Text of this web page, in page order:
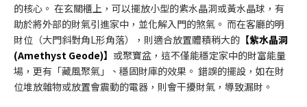
的核心。 在玄關櫃上，可以擺放小型的紫水晶洞或黃水晶球，有
助於將外部的財氣引進家中，並化解入門的煞氣。 而在客廳的明
財位（大門斜對角L形角落），則適合放置體積稍大的 【紫水晶洞
(Amethyst Geode)】 或聚寶盆，這不僅能穩定家中的財富能量
場，更有「藏風聚氣」、穩固財庫的效果。 錯誤的擺設，如在財
位堆放雜物或放置會震動的電器，則會干擾財氣，導致漏財。